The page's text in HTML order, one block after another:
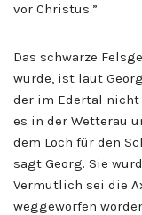
vor Christus.”
Das schwarze
wurde, ist laut
der im Edertal nicht
es in der Wetterau
dem Loch für den
sagt Georg. Sie
Vermutlich sei die
weggeworfen